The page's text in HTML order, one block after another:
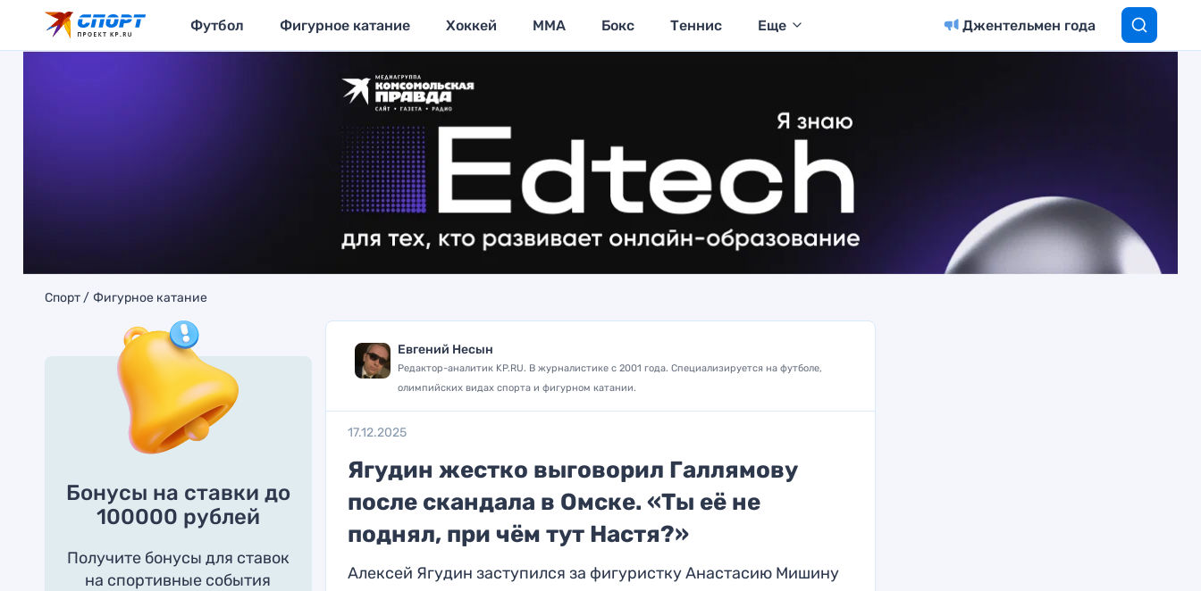
Футбол Фигурное катание Хоккей MMA Бокс Теннис Еще Джентельмен года
Спорт Фигурное катание
Бонусы на ставки до
100000 рублей
Получите бонусы для ставок
на спортивные события
Евгений Несын
Редактор-аналитик KP.RU. В журналистике с 2001 года. Специализируется на футболе,
олимпийских видах спорта и фигурном катании.
17.12.2025
Ягудин жестко выговорил Галлямову
после скандала в Омске. «Ты её не
поднял, при чём тут Настя?»
Алексей Ягудин заступился за фигуристку Анастасию Мишину